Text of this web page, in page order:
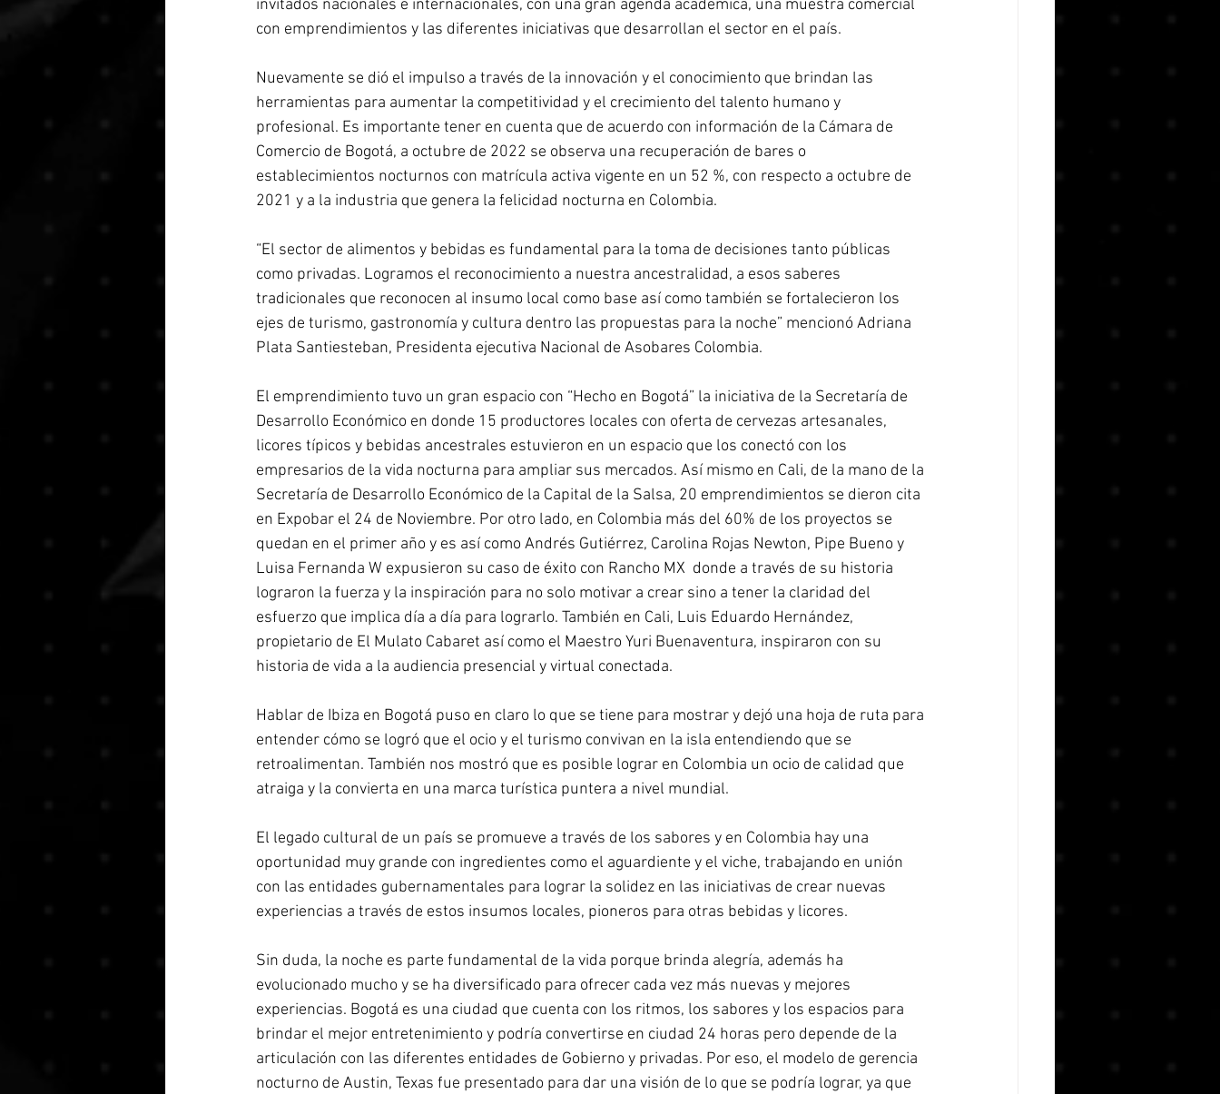
invitados nacionales e internacionales, con una gran agenda académica, una muestra comercial
con emprendimientos y las diferentes iniciativas que desarrollan el sector en el país.
Nuevamente se dió el impulso a través de la innovación y el conocimiento que brindan las
herramientas para aumentar la competitividad y el crecimiento del talento humano y
profesional. Es importante tener en cuenta que de acuerdo con información de la Cámara de
Comercio de Bogotá, a octubre de 2022 se observa una recuperación de bares o
establecimientos nocturnos con matrícula activa vigente en un 52 %, con respecto a octubre de
2021 y a la industria que genera la felicidad nocturna en Colombia.
“El sector de alimentos y bebidas es fundamental para la toma de decisiones tanto públicas
como privadas. Logramos el reconocimiento a nuestra ancestralidad, a esos saberes
tradicionales que reconocen al insumo local como base así como también se fortalecieron los
ejes de turismo, gastronomía y cultura dentro las propuestas para la noche” mencionó Adriana
Plata Santiesteban, Presidenta ejecutiva Nacional de Asobares Colombia.
El emprendimiento tuvo un gran espacio con “Hecho en Bogotá” la iniciativa de la Secretaría de
Desarrollo Económico en donde 15 productores locales con oferta de cervezas artesanales,
licores típicos y bebidas ancestrales estuvieron en un espacio que los conectó con los
empresarios de la vida nocturna para ampliar sus mercados. Así mismo en Cali, de la mano de la
Secretaría de Desarrollo Económico de la Capital de la Salsa, 20 emprendimientos se dieron cita
en Expobar el 24 de Noviembre. Por otro lado, en Colombia más del 60% de los proyectos se
quedan en el primer año y es así como Andrés Gutiérrez, Carolina Rojas Newton, Pipe Bueno y
Luisa Fernanda W expusieron su caso de éxito con Rancho MX  donde a través de su historia
lograron la fuerza y la inspiración para no solo motivar a crear sino a tener la claridad del
esfuerzo que implica día a día para lograrlo. También en Cali, Luis Eduardo Hernández,
propietario de El Mulato Cabaret así como el Maestro Yuri Buenaventura, inspiraron con su
historia de vida a la audiencia presencial y virtual conectada.
Hablar de Ibiza en Bogotá puso en claro lo que se tiene para mostrar y dejó una hoja de ruta para
entender cómo se logró que el ocio y el turismo convivan en la isla entendiendo que se
retroalimentan. También nos mostró que es posible lograr en Colombia un ocio de calidad que
atraiga y la convierta en una marca turística puntera a nivel mundial.
El legado cultural de un país se promueve a través de los sabores y en Colombia hay una
oportunidad muy grande con ingredientes como el aguardiente y el viche, trabajando en unión
con las entidades gubernamentales para lograr la solidez en las iniciativas de crear nuevas
experiencias a través de estos insumos locales, pioneros para otras bebidas y licores.
Sin duda, la noche es parte fundamental de la vida porque brinda alegría, además ha
evolucionado mucho y se ha diversificado para ofrecer cada vez más nuevas y mejores
experiencias. Bogotá es una ciudad que cuenta con los ritmos, los sabores y los espacios para
brindar el mejor entretenimiento y podría convertirse en ciudad 24 horas pero depende de la
articulación con las diferentes entidades de Gobierno y privadas. Por eso, el modelo de gerencia
nocturno de Austin, Texas fue presentado para dar una visión de lo que se podría lograr, ya que